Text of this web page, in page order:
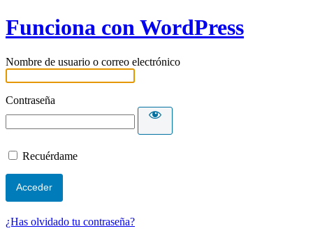
Funciona con WordPress
Nombre de usuario o correo electrónico
Contraseña
Recuérdame
¿Has olvidado tu contraseña?